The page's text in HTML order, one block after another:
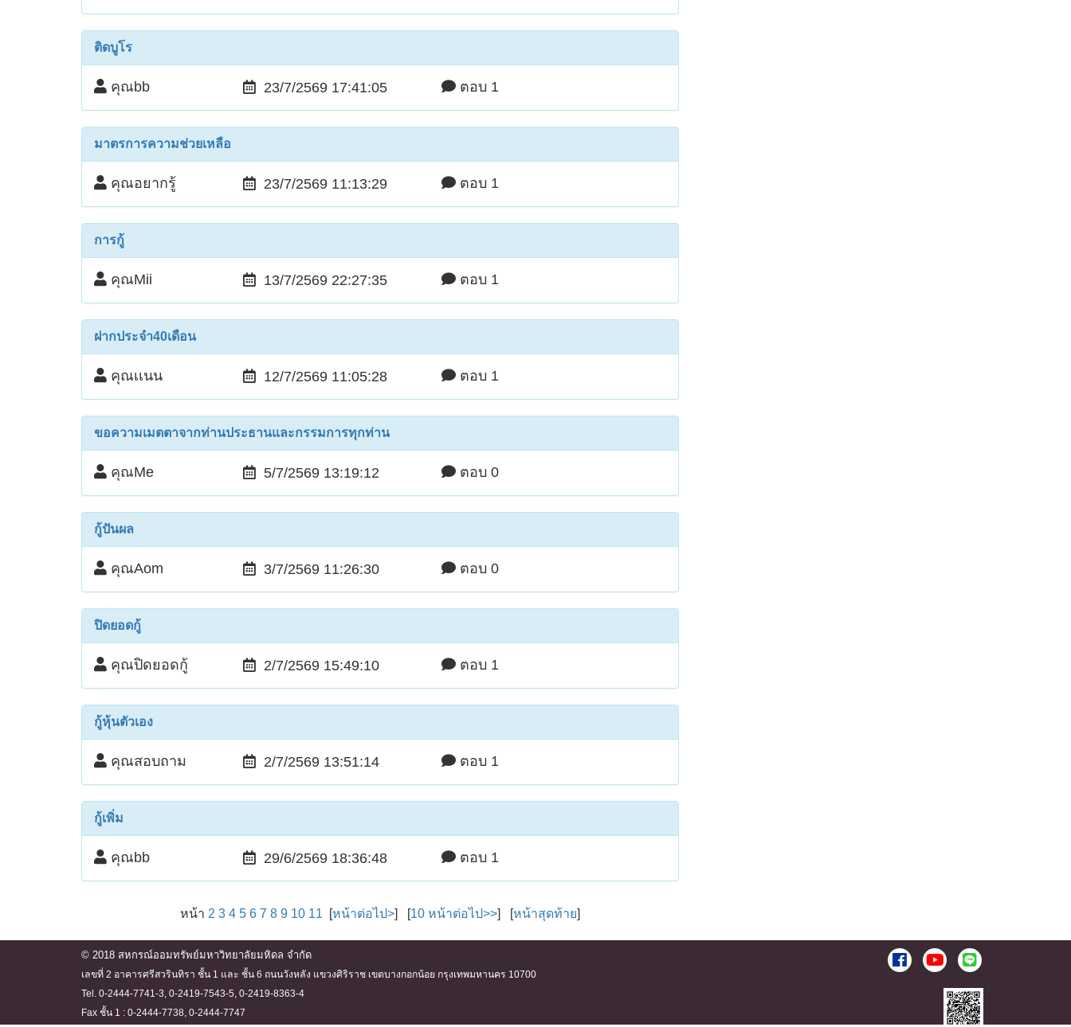
ติดบูโร
คุณbb 23/7/2569 17:41:05 ตอบ 1
มาตรการความช่วยเหลือ
คุณอยากรู้ 23/7/2569 11:13:29 ตอบ 1
การกู้
คุณMii 13/7/2569 22:27:35 ตอบ 1
ฝากประจำ40เดือน
คุณเเนน 12/7/2569 11:05:28 ตอบ 1
ขอความเมตตาจากท่านประธานและกรรมการทุกท่าน
คุณMe 5/7/2569 13:19:12 ตอบ 0
กู้ปันผล
คุณAom 3/7/2569 11:26:30 ตอบ 0
ปิดยอดกู้
คุณปิดยอดกู้ 2/7/2569 15:49:10 ตอบ 1
กู้หุ้นตัวเอง
คุณสอบถาม 2/7/2569 13:51:14 ตอบ 1
กู้เพิ่ม
คุณbb 29/6/2569 18:36:48 ตอบ 1
หน้า 2 3 4 5 6 7 8 9 10 11 [หน้าต่อไป>] [10 หน้าต่อไป>>] [หน้าสุดท้าย]
© 2018 สหกรณ์ออมทรัพย์มหาวิทยาลัยมหิดล จำกัด
เลขที่ 2 อาคารศรีสวรินทิรา ชั้น 1 และ ชั้น 6 ถนนวังหลัง แขวงศิริราช เขตบางกอกน้อย กรุงเทพมหานคร 10700
Tel. 0-2444-7741-3, 0-2419-7543-5, 0-2419-8363-4
Fax ชั้น 1 : 0-2444-7738, 0-2444-7747